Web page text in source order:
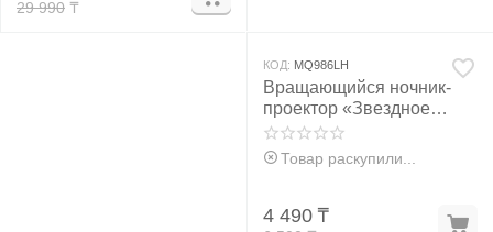
29 990 ₸
КОД: MQ986LH
Вращающийся ночник-
проектор «Звездное
небо»
Товар раскупили...
4 490 ₸